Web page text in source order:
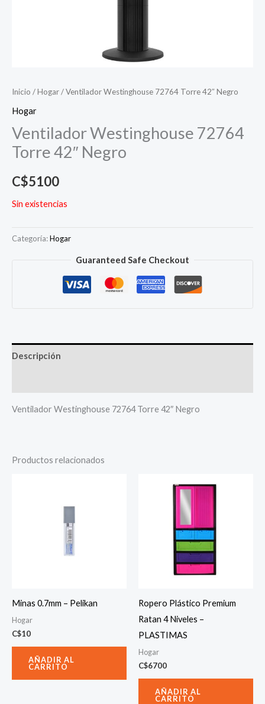
Inicio /Hogar/ Ventilador Westinghouse 72764 Torre 42″ Negro
Hogar
Ventilador Westinghouse 72764
Torre 42″ Negro
C$5100
Sin existencias
Categoría:Hogar
Guaranteed Safe Checkout
Descripción
Ventilador Westinghouse 72764 Torre 42″ Negro
Productos relacionados
Minas 0.7mm – Pelikan
Hogar
C$10
AÑADIR AL
CARRITO
Ropero Plástico Premium
Ratan 4 Niveles –
PLASTIMAS
Hogar
C$6700
AÑADIR AL
CARRITO